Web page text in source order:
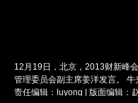
12月19日，北京，2013财新峰
管理委员会副主席姜洋发言。 牛
责任编辑：luyong | 版面编辑：